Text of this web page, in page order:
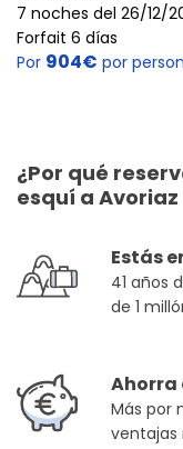
7 noches del 26/12/
Forfait 6 días
Por 904€ por
¿Por qué
esquí a
Estás
41 años
de 1
Ahorra
Más por
ventajas